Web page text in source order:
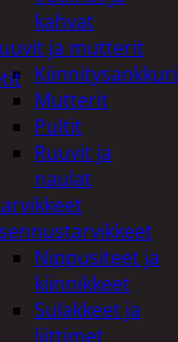
kahvat
ja mutterit
Mutterit
Pultit
Ruuvit ja
naulat
Nippusiteet ja
kiinnikkeet
Sulakkeet ja
liittimet